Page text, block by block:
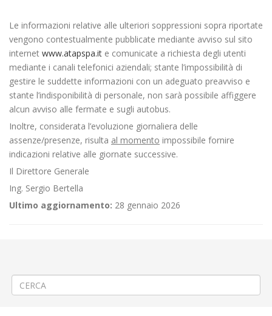
Le informazioni relative alle ulteriori soppressioni sopra riportate
vengono contestualmente pubblicate mediante avviso sul sito
internet www.atapspa.it e comunicate a richiesta degli utenti
mediante i canali telefonici aziendali; stante l’impossibilità di
gestire le suddette informazioni con un adeguato preavviso e
stante l’indisponibilità di personale, non sarà possibile affiggere
alcun avviso alle fermate e sugli autobus.
Inoltre, considerata l’evoluzione giornaliera delle
assenze/presenze, risulta al momento impossibile fornire
indicazioni relative alle giornate successive.
Il Direttore Generale
Ing. Sergio Bertella
Ultimo aggiornamento: 28 gennaio 2026